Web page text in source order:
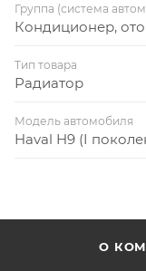
Группа (система
Кондиционер,
Тип товара
Радиатор
Модель автомобиля
Haval H9 (I
О